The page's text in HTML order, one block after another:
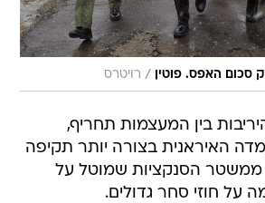
סכום האפס. פוטין / רויטרס
בין המעצמות תחריף,
האיראנית בצורה יותר תקיפה
ממשטר הסנקציות שמוטל על
על חוזי סחר גדולים.